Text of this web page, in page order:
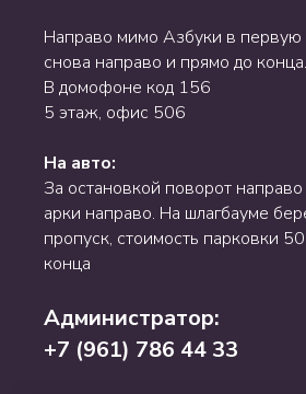
Направо мимо Азбуки в первую
снова направо и прямо до конца.
В домофоне код 156
5 этаж, офис 506
На авто:
За остановкой поворот
арки направо. На шлагбауме
пропуск, стоимость парковки
конца
Администратор:
+7 (961) 786 44 33